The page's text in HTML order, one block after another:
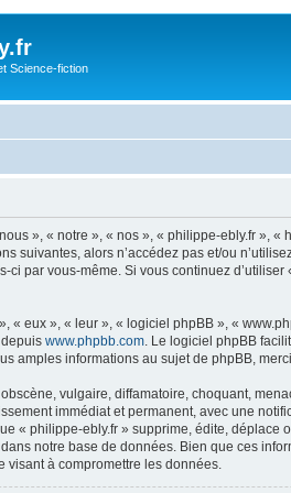
Science-fiction
», « notre », « nos », « philippe-ebly.fr »,
suivantes, alors n’accédez pas et/ou
ci par vous-même. Si vous continuez
« eux », « leur », « logiciel phpBB », «
www.phpbb.com . Le logiciel phpBB
amples informations au sujet de phpBB,
vulgaire, diffamatoire, choquant,
immédiat et permanent, avec une
« philippe-ebly.fr » supprime, édite,
notre base de données. Bien que ces
à compromettre les données.